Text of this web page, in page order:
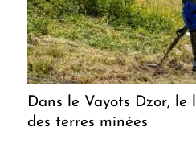
Dans le Vayots Dzor,
des terres minées